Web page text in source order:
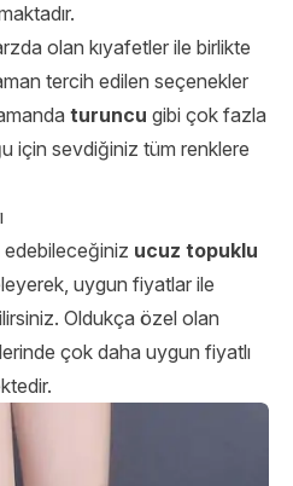
olan kıyafetler ile birlikte
tercih edilen seçenekler
turuncu gibi çok fazla
için sevdiğiniz tüm renklere
edebileceğiniz ucuz topuklu
uygun fiyatlar ile
Oldukça özel olan
çok daha uygun fiyatlı